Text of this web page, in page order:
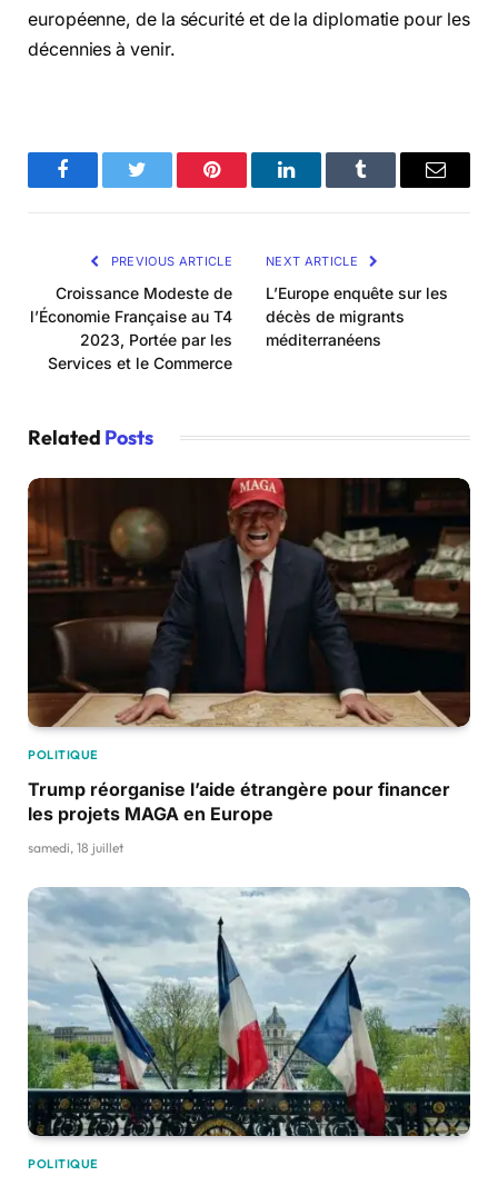
européenne, de la sécurité et de la diplomatie pour les
décennies à venir.
FacebookTwitter Pinterest LinkedInTumblr Email
PREVIOUS ARTICLE
Croissance Modeste de
l’Économie Française au T4
2023, Portée par les
Services et le Commerce
NEXT ARTICLE
L’Europe enquête sur les
décès de migrants
méditerranéens
Related Posts
POLITIQUE
Trump réorganise l’aide étrangère pour financer
les projets MAGA en Europe
samedi, 18 juillet
POLITIQUE